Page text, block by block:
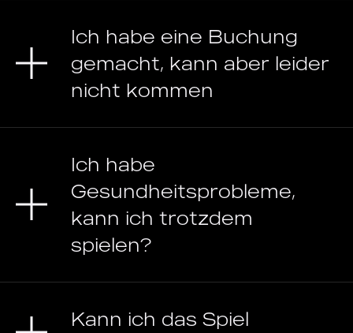
Ich habe eine Buchung
gemacht, kann aber leider
nicht kommen
Ich habe
Gesundheitsprobleme,
kann ich trotzdem
spielen?
Kann ich das Spiel